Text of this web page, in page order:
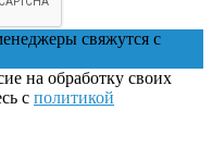
свяжутся с
на обработку своих
с политикой